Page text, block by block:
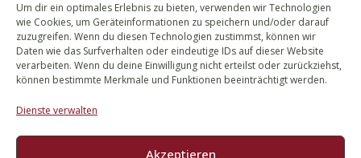
Um dir ein optimales Erlebnis zu bieten, verwenden wir Technologien
wie Cookies, um Geräteinformationen zu speichern und/oder darauf
zuzugreifen. Wenn du diesen Technologien zustimmst, können wir
Daten wie das Surfverhalten oder eindeutige IDs auf dieser Website
verarbeiten. Wenn du deine Einwilligung nicht erteilst oder zurückziehst,
können bestimmte Merkmale und Funktionen beeinträchtigt werden.
Dienste verwalten
Akzeptieren
WALEK RECHTSANWÄLT​​E
Bachstraße 13
56727 Mayen
02651 98 900
info@walek-rechtsanwaelte.de